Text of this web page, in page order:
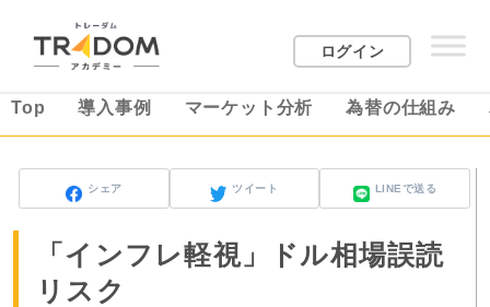
ログイン
Top 導入事例 マーケット分析 為替の仕組み
シェア ツイート LINEで送る
「インフレ軽視」ドル相場誤読
リスク